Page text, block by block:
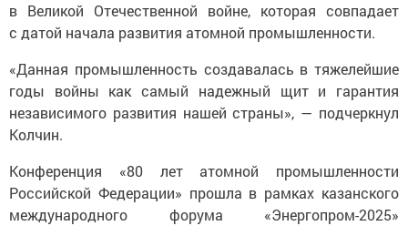
в Великой Отечественной войне, которая совпадает
с датой начала развития атомной промышленности.
«Данная промышленность создавалась в тяжелейшие
годы войны как самый надежный щит и гарантия
независимого развития нашей страны», — подчеркнул
Колчин.
Конференция «80 лет атомной промышленности
Российской Федерации» прошла в рамках казанского
международного форума «Энергопром-2025»